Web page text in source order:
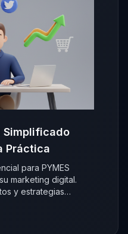
Simplificado
Práctica
para PYMES
marketing digital.
y estrategias